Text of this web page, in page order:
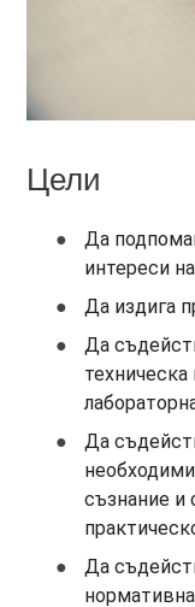
Цели
Да
интереси
Да издига
Да
Да
съзнание и
Да